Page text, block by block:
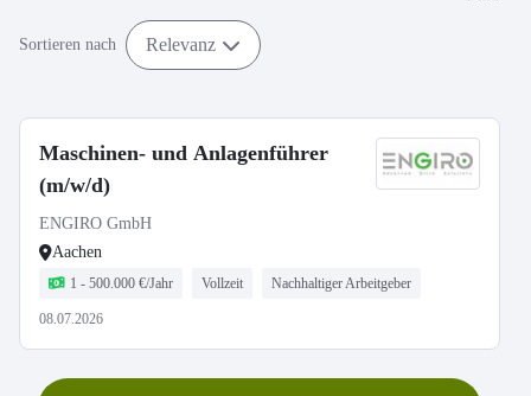
Sortieren nach Relevanz
Maschinen- und Anlagenführer
(m/w/d)
ENGIRO GmbH
Aachen
1 - 500.000 €/Jahr Vollzeit Nachhaltiger Arbeitgeber
08.07.2026